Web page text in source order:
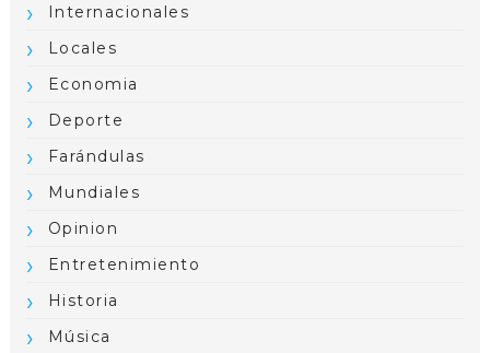
Internacionales
Locales
Economia
Deporte
Farándulas
Mundiales
Opinion
Entretenimiento
Historia
Música